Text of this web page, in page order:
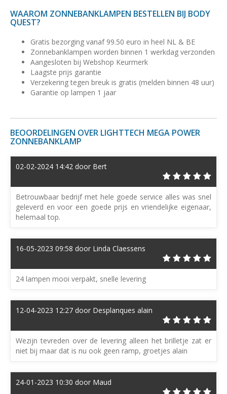
WAAROM ZONNEBANKLAMPEN BESTELLEN BIJ BODY
QUEST?
Gratis bezorging vanaf 99.50 euro in heel NL & BE
Zonnebanklampen worden binnen 1 werkdag verzonden
Aangesloten bij Webshop Keurmerk
Laagste prijs garantie
Verzekering tegen breuk is gratis (melden binnen 48 uur)
Garantie op lampen 1 jaar
BEOORDELINGEN OVER LIGHTTECH MEGA POWER
ZONNEBANKLAMP
02-02-2024 14:42 door Bert
Betrouwbaar bedrijf met hele goede service alles was snel
geleverd en voor een goede prijs en vriendelijke eigenaar,
helemaal top.
16-05-2023 09:58 door Linda Claessens
24 lampen mooi verpakt, snelle levering
12-04-2023 12:27 door Desplanques alain
Wezijn tevreden over de levering alleen het brilletje zat er
niet bij maar dat is nu ook geen ramp, groetjes alain
24-01-2023 10:30 door Maud